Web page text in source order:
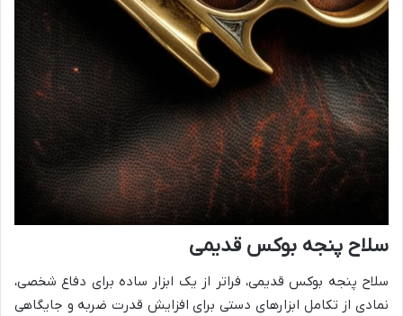
سلاح پنجه بوکس قدیمی
سلاح پنجه بوکس قدیمی، فراتر از یک ابزار ساده برای دفاع شخصی،
نمادی از تکامل ابزارهای دستی برای افزایش قدرت ضربه و جایگاهی